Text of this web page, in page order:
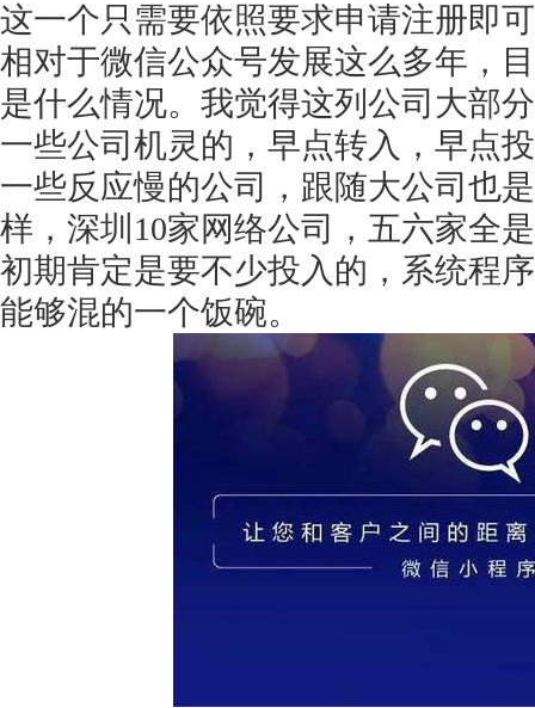
这一个只需要依照要求申请注册即
相对于微信公众号发展这么多年，
是什么情况。我觉得这列公司大部
一些公司机灵的，早点转入，早点
一些反应慢的公司，跟随大公司也
样，深圳 10家网络公司，五六家全
初期肯定是要不少投入的，系统程
能够混的一个饭碗。
获得产品报价方案
扫码添加[商务总监]沟通方案